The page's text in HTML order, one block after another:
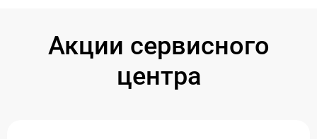
Акции сервисного
центра